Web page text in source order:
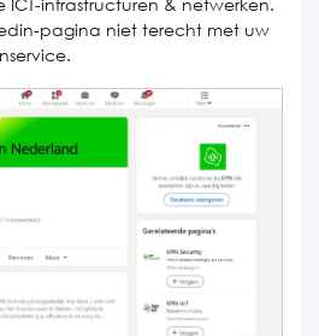
infrastructuren & netwerken.
pagina niet terecht met uw